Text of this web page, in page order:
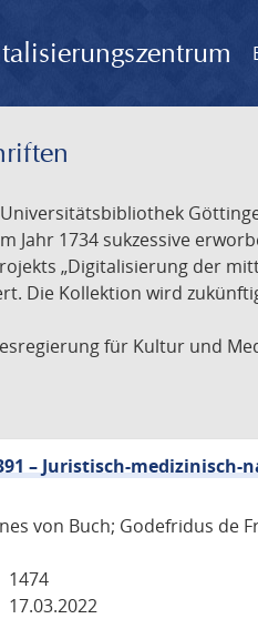
Jahr 1734 sukzessive
„Digitalisierung der
Die Kollektion wird
für Kultur und
– Juristisch-
von Buch; Godefridus de
1474
17.03.2022